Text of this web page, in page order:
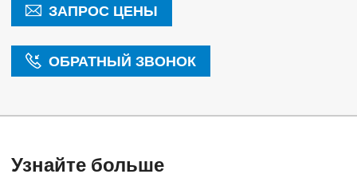
ЗАПРОС ЦЕНЫ
ОБРАТНЫЙ ЗВОНОК
Узнайте больше